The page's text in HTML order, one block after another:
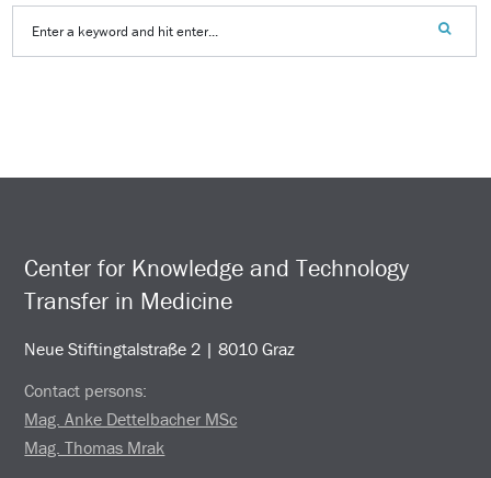
Center for Knowledge and Technology
Transfer in Medicine
Neue Stiftingtalstraße 2 | 8010 Graz
Contact persons:
Mag. Anke Dettelbacher MSc
Mag. Thomas Mrak